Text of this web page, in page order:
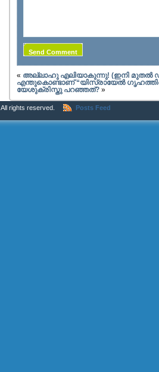
« അല്ലാഹു എലിയാകുന്നു! (ഇനി മുതല്‍
എന്തുകൊണ്ടാണ് “യിസ്രായേല്‍
യേശുക്രിസ്തു പറഞ്ഞത്? »
. All rights reserved. Posts Feed